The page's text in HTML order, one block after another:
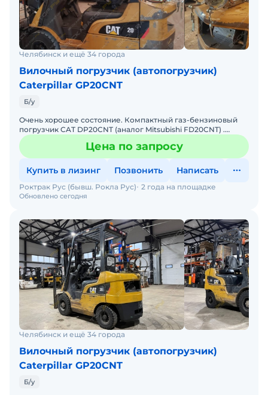
Челябинск и ещё 34 города
Вилочный погрузчик (автопогрузчик)
Caterpillar GP20CNT
Б/у
Очень хорошее состояние. Компактный газ-бензиновый
погрузчик CAT DP20CNT (аналог Mitsubishi FD20CNT) .
Номинальная грузоподъёмность 2000кг. Высота подъёма
4700м
Цена по запросу
Купить в лизинг Позвонить Написать
Обновлено сегодня
Роктрак Рус (бывш. Рокла Рус) 2 года на площадке
Челябинск и ещё 34 города
Вилочный погрузчик (автопогрузчик)
Caterpillar GP20CNT
Б/у